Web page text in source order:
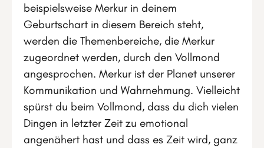
beispielsweise Merkur in deinem
Geburtschart in diesem Bereich steht,
werden die Themenbereiche, die Merkur
zugeordnet werden, durch den Vollmond
angesprochen. Merkur ist der Planet unserer
Kommunikation und Wahrnehmung. Vielleicht
spürst du beim Vollmond, dass du dich vielen
Dingen in letzter Zeit zu emotional
angenähert hast und dass es Zeit wird, ganz